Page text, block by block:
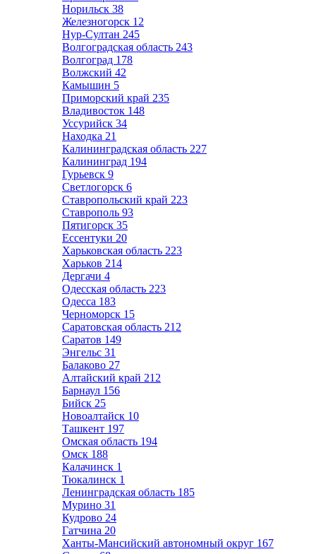
Норильск 38
Железногорск 12
Нур-Султан 245
Волгоградская область 243
Волгоград 178
Волжский 42
Камышин 5
Приморский край 235
Владивосток 148
Уссурийск 34
Находка 21
Калининградская область 227
Калининград 194
Гурьевск 9
Светлогорск 6
Ставропольский край 223
Ставрополь 93
Пятигорск 35
Ессентуки 20
Харьковская область 223
Харьков 214
Дергачи 4
Одесская область 223
Одесса 183
Черноморск 15
Саратовская область 212
Саратов 149
Энгельс 31
Балаково 27
Алтайский край 212
Барнаул 156
Бийск 25
Новоалтайск 10
Ташкент 197
Омская область 194
Омск 188
Калачинск 1
Тюкалинск 1
Ленинградская область 185
Мурино 31
Кудрово 24
Гатчина 20
Ханты-Мансийский автономный округ 167